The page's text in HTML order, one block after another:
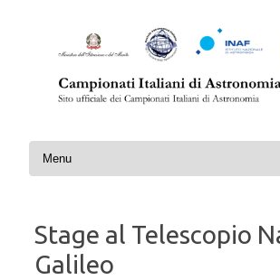
Skip to content
Stage al Telescopio
Galileo